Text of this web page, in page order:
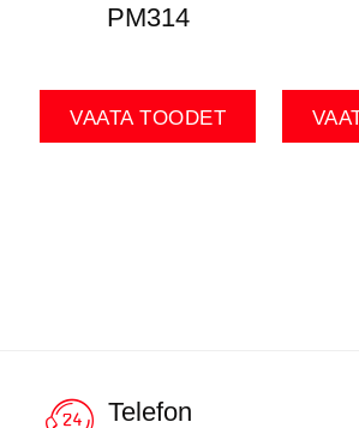
PM314
VAATA TOODET
Telefon